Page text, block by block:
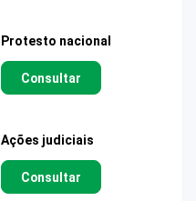
Protesto nacional
Consultar
Ações judiciais
Consultar